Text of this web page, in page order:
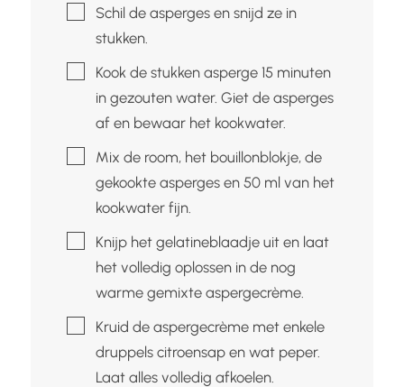
▢Schil de asperges en snijd ze in
stukken.
▢Kook de stukken asperge 15 minuten
in gezouten water. Giet de asperges
af en bewaar het kookwater.
▢Mix de room, het bouillonblokje, de
gekookte asperges en 50 ml van het
kookwater fijn.
▢Knijp het gelatineblaadje uit en laat
het volledig oplossen in de nog
warme gemixte aspergecrème.
▢Kruid de aspergecrème met enkele
druppels citroensap en wat peper.
Laat alles volledig afkoelen.